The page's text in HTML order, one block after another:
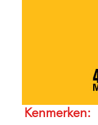
Kenmerken: